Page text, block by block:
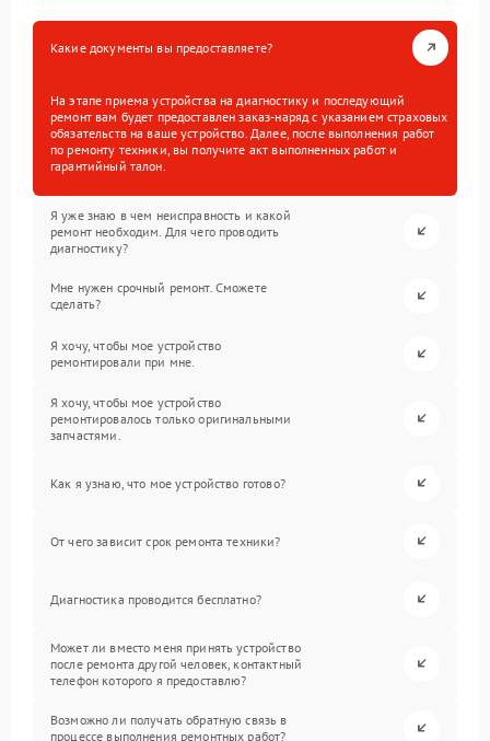
Какие документы вы предоставляете?
На этапе приема устройства на диагностику и последующий
ремонт вам будет предоставлен заказ-наряд с указанием страховых
обязательств на ваше устройство. Далее, после выполнения работ
по ремонту техники, вы получите акт выполненных работ и
гарантийный талон.
Я уже знаю в чем неисправность и какой
ремонт необходим. Для чего проводить
диагностику?
Мне нужен срочный ремонт. Сможете
сделать?
Я хочу, чтобы мое устройство
ремонтировали при мне.
Я хочу, чтобы мое устройство
ремонтировалось только оригинальными
запчастями.
Как я узнаю, что мое устройство готово?
От чего зависит срок ремонта техники?
Диагностика проводится бесплатно?
Может ли вместо меня принять устройство
после ремонта другой человек, контактный
телефон которого я предоставлю?
Возможно ли получать обратную связь в
процессе выполнения ремонтных работ?